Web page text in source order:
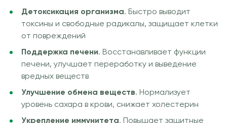
Детоксикация организма. Быстро выводит
токсины и свободные радикалы, защищает клетки
от повреждений
Поддержка печени. Восстанавливает функции
печени, улучшает переработку и выведение
вредных веществ
Улучшение обмена веществ. Нормализует
уровень сахара в крови, снижает холестерин
Укрепление иммунитета. Повышает защитные